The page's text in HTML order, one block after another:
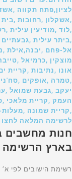
לציון,פתח תקווה
,אשקלון ,רחובות
,לוד ,מודיעין עילית
,ביתר עילית
אל-פחם ,יבנה,אילת
מוצקין ,כרמיאל
אונו ,נתיבות ,קריית
,טמרה ,אופקים
יעקב ,גבעת שמואל
העמק ,קריית מלאכי
,קריית שמונה
לרשימה המלאה לחצו
חנות מחשבים
בארץ
רשימת הישובים לפי